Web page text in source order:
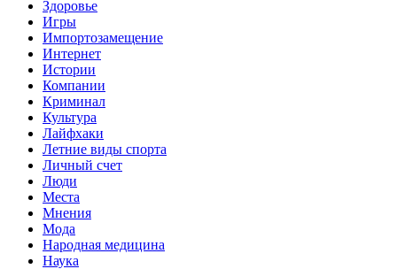
Здоровье
Игры
Импортозамещение
Интернет
Истории
Компании
Криминал
Культура
Лайфхаки
Летние виды спорта
Личный счет
Люди
Места
Мнения
Мода
Народная медицина
Наука